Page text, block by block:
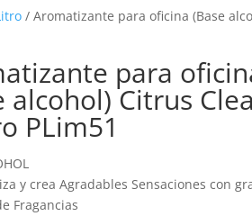
/ Aromatizante para oficina (Base
para
alcohol) Citrus
PLim51
y crea Agradables Sensaciones con
Fragancias